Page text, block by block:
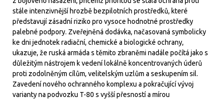
stále intenzivnější hrozbě bezpilotních prostředků, které
představují zásadní riziko pro vysoce hodnotné prostředky
palebné podpory. Zveřejněná dodávka, načasovaná symbolicky
ke dni jednotek radiační, chemické a biologické ochrany,
ukazuje, že ruská armáda s těmito zbraněmi nadále počítá jako s
důležitým nástrojem k vedení lokálně koncentrovaných úderů
proti zodolněným cílům, velitelským uzlům a seskupením sil.
Zavedení nového ochranného komplexu a pokračující vývoj
varianty na podvozku T-80 s vyšší přesností a mírou